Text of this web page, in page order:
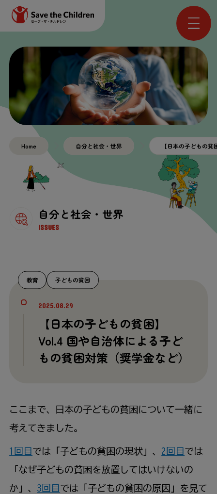
自分と社会・世界
ISSUES
Home 自分と社会・世界 【日本の子どもの
2025.08.29
【日本の子どもの貧困】
Vol.4 国や自治体による子ど
もの貧困対策（奨学金など）
教育 子どもの貧困
ここまで、日本の子どもの貧困について一緒に
考えてきました。
1回目 では「子どもの貧困の現状」、 2回目 では
「なぜ子どもの貧困を放置してはいけないの
か」、 3回目 では「子どもの貧困の原因」を見て